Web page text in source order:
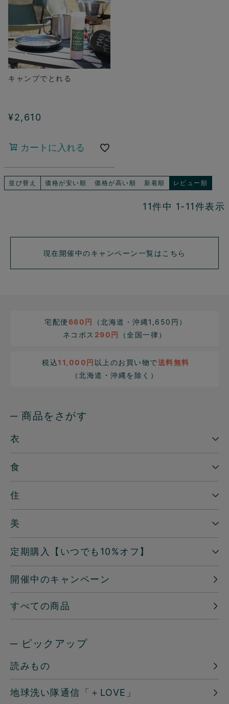
キャンプでとれる
¥2,610
カートに入れる
並び替え 価格が安い順 価格が高い順 新着順 レビュー順
11件中 1-11件表示
現在開催中のキャンペーン一覧はこちら
宅配便660円
（北海道・沖縄1,650円）
ネコポス 290円 （全国一律）
税込11,000円 以上のお買い物で送料無料
（北海道・沖縄を除く）
─ 商品をさがす
衣
食
住
美
定期購入【いつでも10%オフ】
開催中のキャンペーン
すべての商品
─ ピックアップ
読みもの
地球洗い隊通信「＋LOVE」